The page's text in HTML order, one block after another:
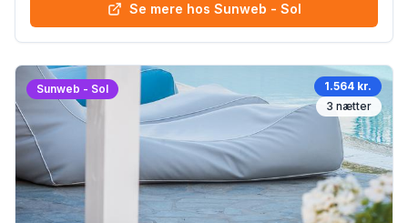
Se mere hos Sunweb - Sol
Sunweb - Sol
1.564 kr.
3 nætter